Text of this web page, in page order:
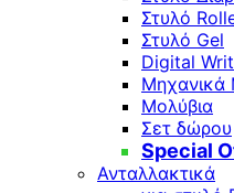
Στυλό
Στυλό Gel
Digital
Μηχανικά
Μολύβια
Σετ δώρου
Special
Ανταλλακτικά